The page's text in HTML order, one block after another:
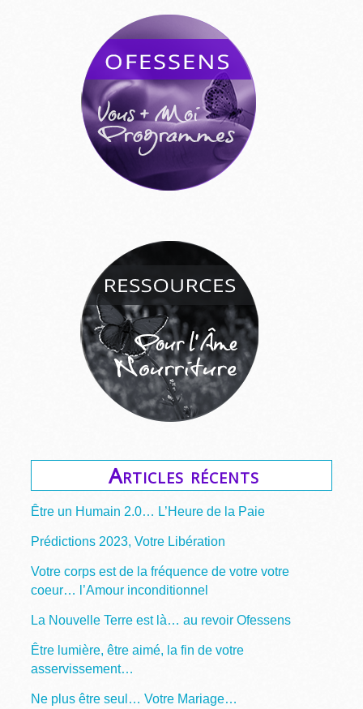
Articles récents
Être un Humain 2.0… L’Heure de la Paie
Prédictions 2023, Votre Libération
Votre corps est de la fréquence de votre votre
coeur… l’Amour inconditionnel
La Nouvelle Terre est là… au revoir Ofessens
Être lumière, être aimé, la fin de votre
asservissement…
Ne plus être seul… Votre Mariage…